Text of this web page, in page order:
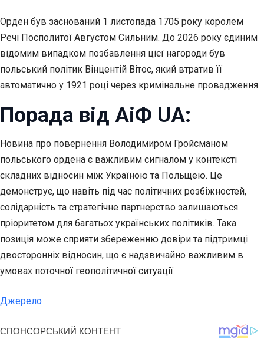
Орден був заснований 1 листопада 1705 року королем
Речі Посполитої Августом Сильним. До 2026 року єдиним
відомим випадком позбавлення цієї нагороди був
польський політик Вінцентій Вітос, який втратив її
автоматично у 1921 році через кримінальне провадження.
Порада від АіФ UA:
Новина про повернення Володимиром Гройсманом
польського ордена є важливим сигналом у контексті
складних відносин між Україною та Польщею. Це
демонструє, що навіть під час політичних розбіжностей,
солідарність та стратегічне партнерство залишаються
пріоритетом для багатьох українських політиків. Така
позиція може сприяти збереженню довіри та підтримці
двосторонніх відносин, що є надзвичайно важливим в
умовах поточної геополітичної ситуації.
Джерело